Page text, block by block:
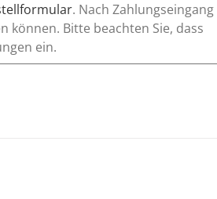
. Nach Zahlungseingang
können. Bitte beachten Sie, dass
ein.